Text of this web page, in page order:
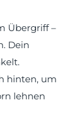
Übergriff –
Dein
hinten, um
lehnen